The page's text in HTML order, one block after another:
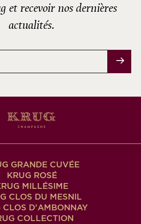
et recevoir nos dernières
actualités.
GRANDE CUVÉE
KRUG ROSÉ
MILLÉSIME
CLOS DU MESNIL
CLOS D'AMBONNAY
COLLECTION